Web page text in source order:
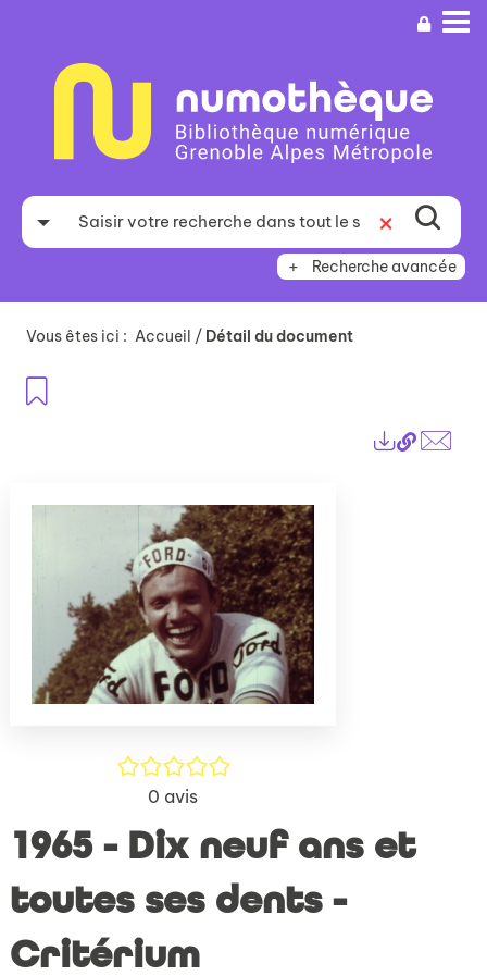
recherche
Recherche avancée
Vous êtes ici : Accueil / Détail du document
Lien
/5
0 avis
1965 - Dix neuf ans et
toutes ses dents -
Critérium